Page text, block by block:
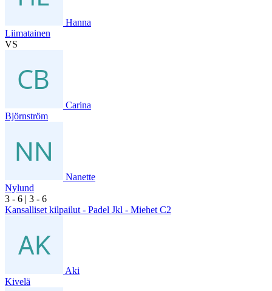
Hanna
Liimatainen
VS
Carina
Björnström
Nanette
Nylund
3 - 6 | 3 - 6
Kansalliset kilpailut - Padel Jkl - Miehet C2
Aki
Kivelä